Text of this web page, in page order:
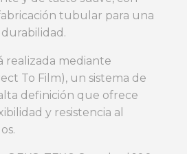
tubular para una
realizada mediante
To Film), un sistema de
definición que ofrece
y resistencia al